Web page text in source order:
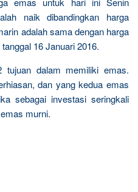
naik dibandingkan harga
adalah sama dengan harga
16 Januari 2016.
tujuan dalam memiliki emas.
dan yang kedua emas
sebagai investasi seringkali
murni.